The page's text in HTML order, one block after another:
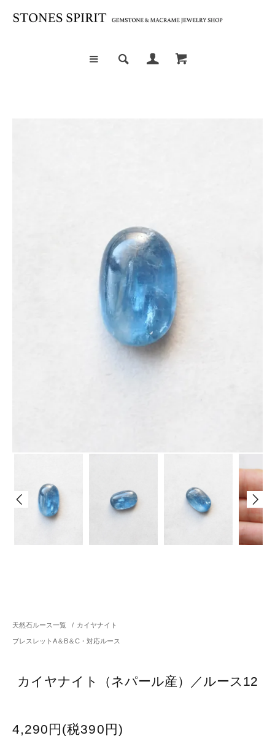
天然石ルース一覧 / カイヤナイト
ブレスレットA＆B＆C・対応ルース
カイヤナイト（ネパール産）／ルース12
4,290円(税390円)